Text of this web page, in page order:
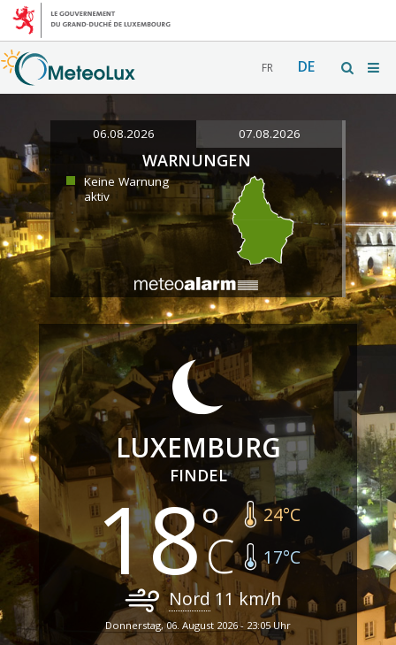
FR DE
06.08.2026 07.08.2026
WARNUNGEN
Keine Warnung
aktiv
LUXEMBURG
FINDEL
18 24°C
17°C
Nord 11km/h
Donnerstag, 06. August 2026 - 23:05 Uhr